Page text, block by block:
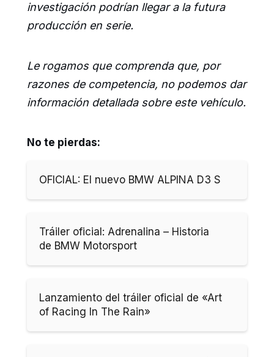
investigación podrían llegar a la futura
producción en serie.
Le rogamos que comprenda que, por
razones de competencia, no podemos dar
información detallada sobre este vehículo.
No te pierdas:
OFICIAL: El nuevo BMW ALPINA D3 S
Tráiler oficial: Adrenalina – Historia
de BMW Motorsport
Lanzamiento del tráiler oficial de «Art
of Racing In The Rain»